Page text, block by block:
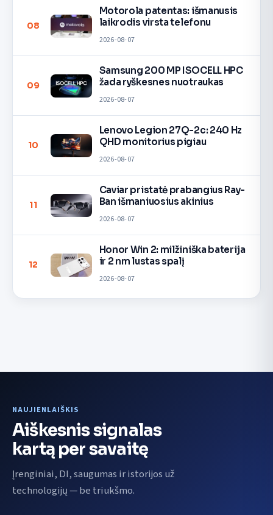
08
Motorola patentas: išmanusis
laikrodis virsta telefonu
2026-08-07
09
Samsung 200 MP ISOCELL HPC
žada ryškesnes nuotraukas
2026-08-07
10
Lenovo Legion 27Q-2c: 240 Hz
QHD monitorius pigiau
2026-08-07
11
Caviar pristatė prabangius Ray-
Ban išmaniuosius akinius
2026-08-07
12
Honor Win 2: milžiniška baterija
ir 2 nm lustas spalį
2026-08-07
NAUJIENLAIŠKIS
Aiškesnis signalas
kartą per savaitę
Įrenginiai, DI, saugumas ir istorijos už
technologijų — be triukšmo.